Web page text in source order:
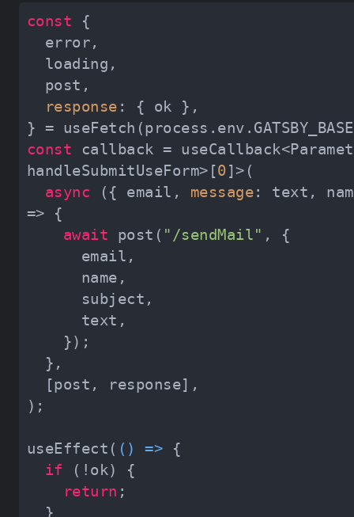
const
response
const callback =
handleSubmitUseForm>[0
async ({ email, message: text,
await post( "/sendMail"
useEffect( () =>
if
return